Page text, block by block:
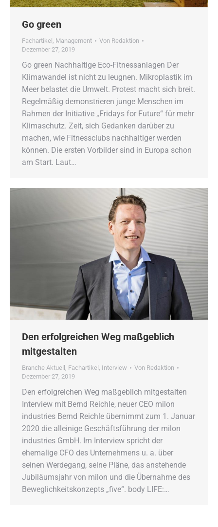
Go green
Fachartikel Management Von Redaktion
Dezember 27, 2019
Go green Nachhaltige Eco-Fitnessanlagen Der
Klimawandel ist nicht zu leugnen. Mikroplastik im
Meer belastet die Umwelt. Protest macht sich breit.
Regelmäßig demonstrieren junge Menschen im
Rahmen der Initiative „Fridays for Future“ für mehr
Klimaschutz. Zeit, sich Gedanken darüber zu
machen, wie Fitnessclubs nachhaltiger werden
können. Die ersten Vorbilder sind in Europa schon
am Start. Laut…
Den erfolgreichen Weg maßgeblich
mitgestalten
Branche Aktuell , Fachartikel , Interview Von Redaktion
Dezember 27, 2019
Den erfolgreichen Weg maßgeblich mitgestalten
Interview mit Bernd Reichle, neuer CEO milon
industries Bernd Reichle übernimmt zum 1. Januar
2020 die alleinige Geschäftsführung der milon
industries GmbH. Im Interview spricht der
ehemalige CFO des Unternehmens u. a. über
seinen Werdegang, seine Pläne, das anstehende
Jubiläumsjahr von milon und die Übernahme des
Beweglichkeitskonzepts „five“. body LIFE:…